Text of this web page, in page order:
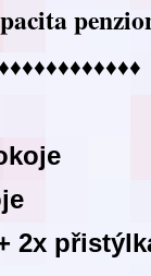
2x